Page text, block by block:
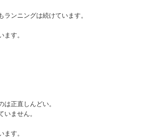
ンニングは続けています。
す。
正直しんどい。
ません。
す。